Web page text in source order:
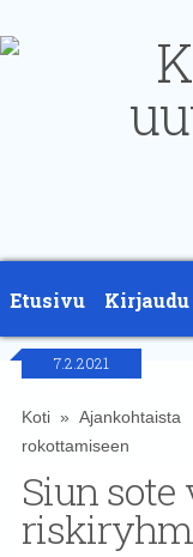
Etusivu Kirjaudu
7.2.2021
Koti» Ajankohtaista
rokottamiseen
Siun